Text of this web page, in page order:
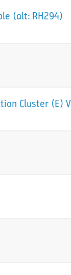
(alt: RH294)
Cluster (E)